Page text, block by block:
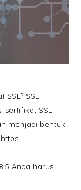
SSL
SSL
menjadi bentuk
Anda harus